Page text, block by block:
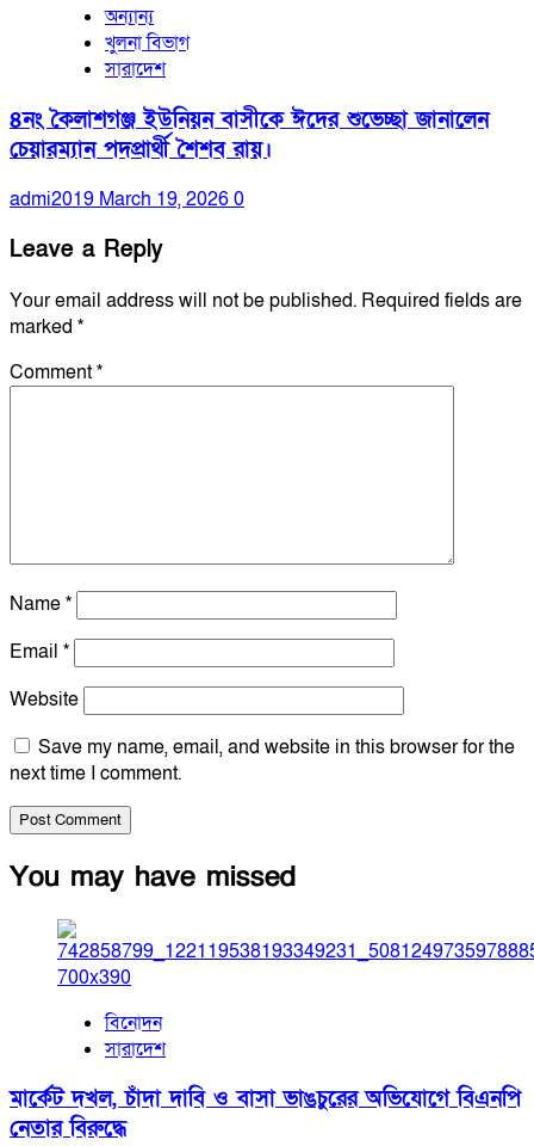
অন্যান্য
খুলনা বিভাগ
সারাদেশ
৪নং কৈলাশগঞ্জ ইউনিয়ন বাসীকে ঈদের শুভেচ্ছা জানালেন
চেয়ারম্যান পদপ্রার্থী শৈশব রায়।
admi2019 March 19, 20260
Leave a Reply
Your email address will not be published. Required fields are
marked *
Comment*
Name*
Email *
Website
Save my name, email, and website in this browser for the
next time I comment.
You may have missed
বিনোদন
সারাদেশ
মার্কেট দখল, চাঁদা দাবি ও বাসা ভাঙচুরের অভিযোগে বিএনপি
নেতার বিরুদ্ধে